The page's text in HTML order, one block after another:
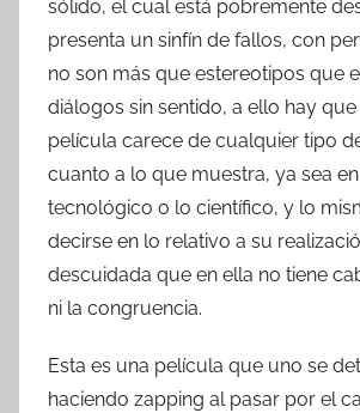
sólido, el cual está pobremente
presenta un sinfín de fallos, con
no son más que estereotipos que
diálogos sin sentido, a ello hay
película carece de cualquier tipo
cuanto a lo que muestra, ya sea
tecnológico o lo científico, y lo
decirse en lo relativo a su
descuidada que en ella no tiene
ni la congruencia.
Esta es una película que uno se
haciendo zapping al pasar por el